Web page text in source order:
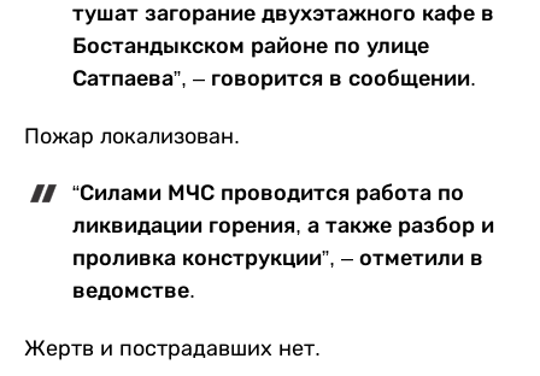
тушат загорание двухэтажного кафе в
Бостандыкском районе по улице
Сатпаева”, – говорится в сообщении.
Пожар локализован.
“Силами МЧС проводится работа по
ликвидации горения, а также разбор и
проливка конструкции”, – отметили в
ведомстве.
Жертв и пострадавших нет.